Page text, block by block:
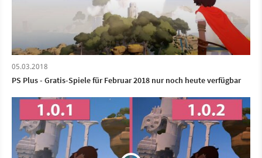
05.03.2018
PS Plus - Gratis-Spiele für Februar 2018 nur noch heute verfügbar